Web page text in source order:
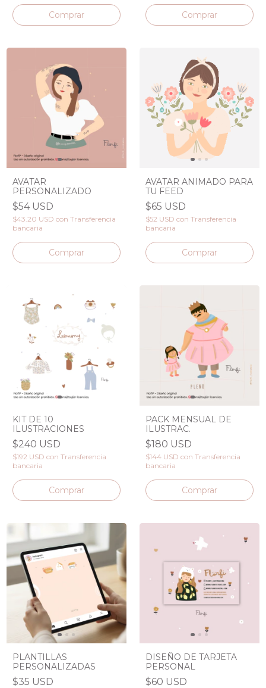
Comprar Comprar
AVATAR
PERSONALIZADO
$54 USD
$43.20 USD con Transferencia
bancaria
AVATAR ANIMADO PARA
TU FEED
$65 USD
$52 USD con Transferencia
bancaria
Comprar
KIT DE 10
ILUSTRACIONES
$240 USD
$192 USD con Transferencia
bancaria
PACK MENSUAL DE
ILUSTRAC.
$180 USD
$144 USD con Transferencia
bancaria
Comprar
PLANTILLAS
PERSONALIZADAS
$35 USD
DISEÑO DE TARJETA
PERSONAL
$60 USD